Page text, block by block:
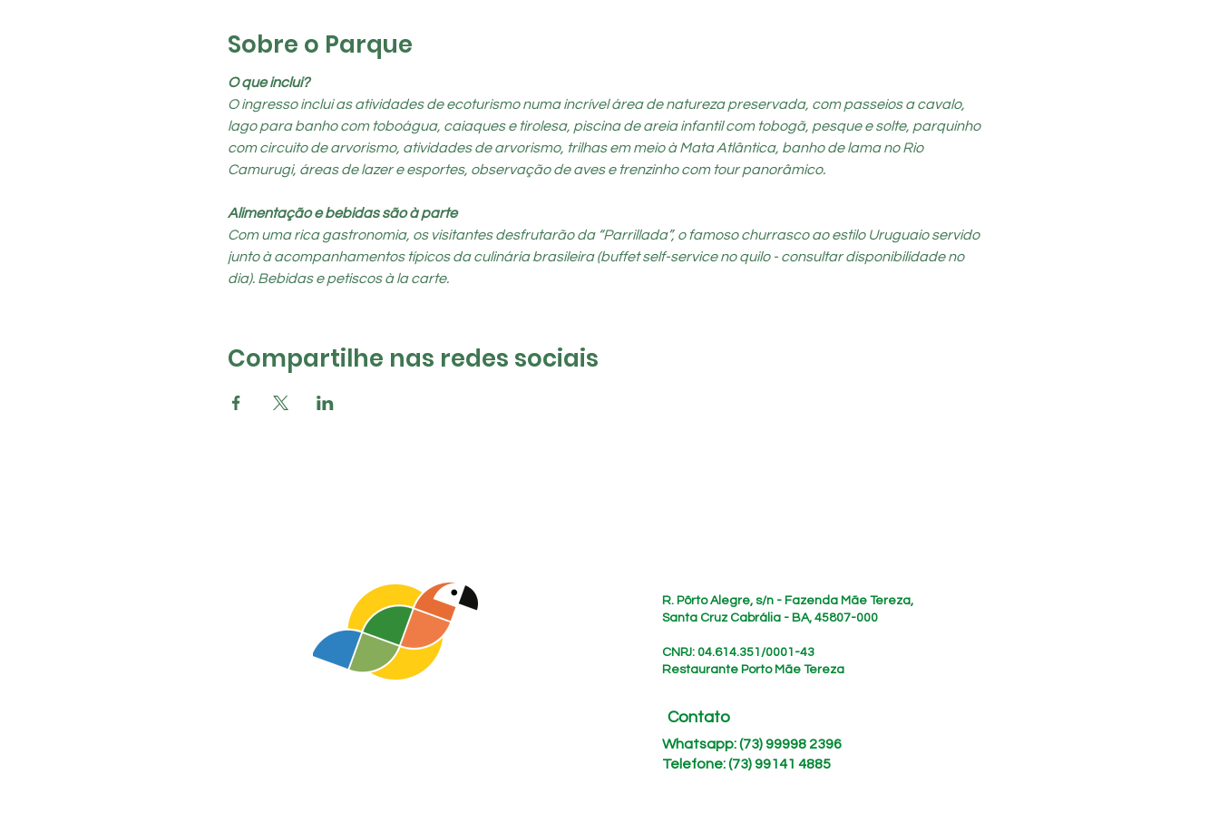
Sobre o Parque
O que inclui?
O ingresso inclui as atividades de ecoturismo numa incrível área de natureza preservada, com passeios a cavalo,
lago para banho com toboágua, caiaques e tirolesa, piscina de areia infantil com tobogã, pesque e solte, parquinho
com circuito de arvorismo, atividades de arvorismo, trilhas em meio à Mata Atlântica, banho de lama no Rio
Camurugi, áreas de lazer e esportes, observação de aves e trenzinho com tour panorâmico.
Alimentação e bebidas são à parte
Com uma rica gastronomia, os visitantes desfrutarão da “Parrillada”, o famoso churrasco ao estilo Uruguaio servido
junto à acompanhamentos típicos da culinária brasileira (buffet self-service no quilo - consultar disponibilidade no
dia). Bebidas e petiscos à la carte.
Compartilhe nas redes sociais
R. Pôrto Alegre, s/n - Fazenda Mãe Tereza,
Santa Cruz Cabrália - BA, 45807-000
CNPJ: 04.614.351/0001-43
Restaurante Porto Mãe Tereza
Contato
Whatsapp: (73) 99998 2396
Telefone: (73) 99141 4885